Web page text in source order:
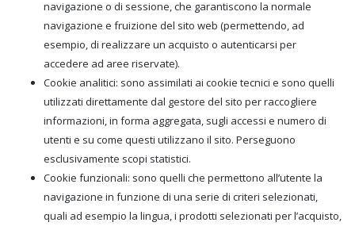
navigazione o di sessione, che garantiscono la normale
navigazione e fruizione del sito web (permettendo, ad
esempio, di realizzare un acquisto o autenticarsi per
accedere ad aree riservate).
Cookie analitici: sono assimilati ai cookie tecnici e sono quelli
utilizzati direttamente dal gestore del sito per raccogliere
informazioni, in forma aggregata, sugli accessi e numero di
utenti e su come questi utilizzano il sito. Perseguono
esclusivamente scopi statistici.
Cookie funzionali: sono quelli che permettono all’utente la
navigazione in funzione di una serie di criteri selezionati,
quali ad esempio la lingua, i prodotti selezionati per l’acquisto,